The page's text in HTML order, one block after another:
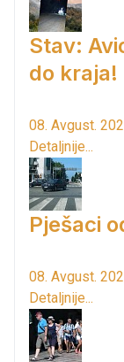
Stav:
do kraja!
08. Avgust.
Detaljnije...
Pješaci
08. Avgust.
Detaljnije...